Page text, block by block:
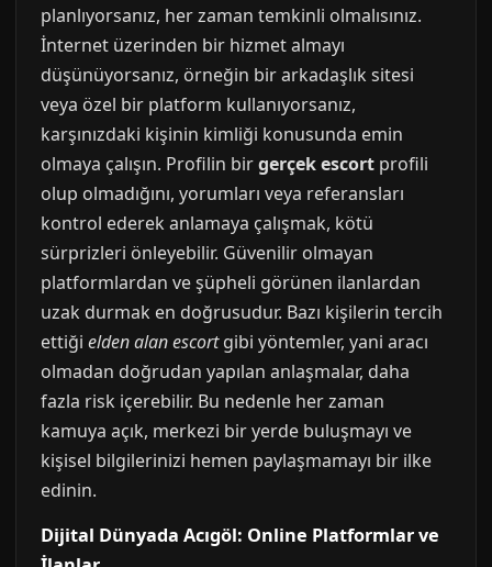
planlıyorsanız, her zaman temkinli olmalısınız.
İnternet üzerinden bir hizmet almayı
düşünüyorsanız, örneğin bir arkadaşlık sitesi
veya özel bir platform kullanıyorsanız,
karşınızdaki kişinin kimliği konusunda emin
olmaya çalışın. Profilin birgerçek escort profili
olup olmadığını, yorumları veya referansları
kontrol ederek anlamaya çalışmak, kötü
sürprizleri önleyebilir. Güvenilir olmayan
platformlardan ve şüpheli görünen ilanlardan
uzak durmak en doğrusudur. Bazı kişilerin tercih
ettiği elden alan escortgibi yöntemler, yani aracı
olmadan doğrudan yapılan anlaşmalar, daha
fazla risk içerebilir. Bu nedenle her zaman
kamuya açık, merkezi bir yerde buluşmayı ve
kişisel bilgilerinizi hemen paylaşmamayı bir ilke
edinin.
Dijital Dünyada Acıgöl: Online Platformlar ve